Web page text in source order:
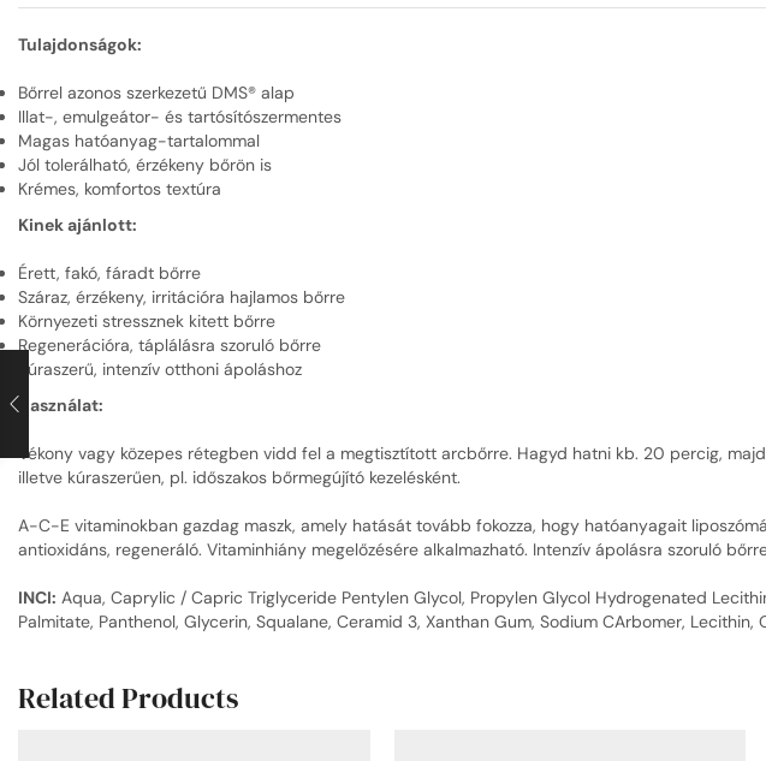
Tulajdonságok:
Bőrrel azonos szerkezetű DMS® alap
Illat-, emulgeátor- és tartósítószermentes
Magas hatóanyag-tartalommal
Jól tolerálható, érzékeny bőrön is
Krémes, komfortos textúra
Kinek ajánlott:
Érett, fakó, fáradt bőrre
Száraz, érzékeny, irritációra hajlamos bőrre
Környezeti stressznek kitett bőrre
Regenerációra, táplálásra szoruló bőrre
Kúraszerű, intenzív otthoni ápoláshoz
Használat:
Vékony vagy közepes rétegben vidd fel a megtisztított arcbőrre. Hagyd hatni kb. 20 percig,
illetve kúraszerűen, pl. időszakos bőrmegújító kezelésként.
A-C-E vitaminokban gazdag maszk, amely hatását tovább fokozza, hogy hatóanyagait
antioxidáns, regeneráló. Vitaminhiány megelőzésére alkalmazható. Intenzív ápolásra szoruló
INCI: Aqua, Caprylic / Capric Triglyceride Pentylen Glycol, Propylen Glycol Hydrogenated
Palmitate, Panthenol, Glycerin, Squalane, Ceramid 3, Xanthan Gum, Sodium CArbomer,
Related Products